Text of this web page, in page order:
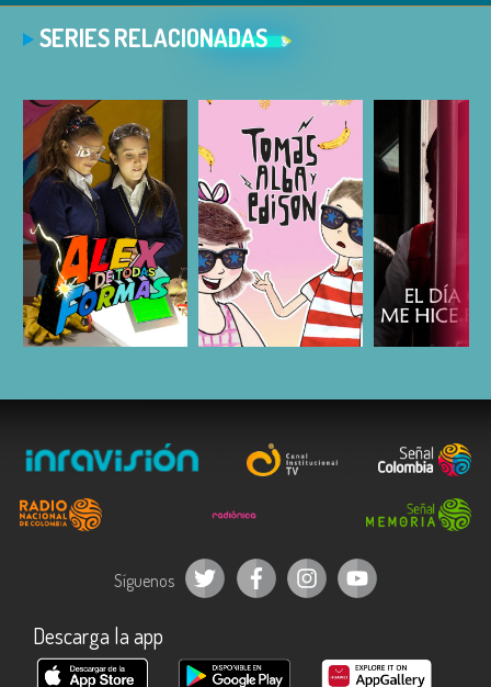
SERIES RELACIONADAS
ESCUCHAR ESCUCHAR
Síguenos
Descarga la app